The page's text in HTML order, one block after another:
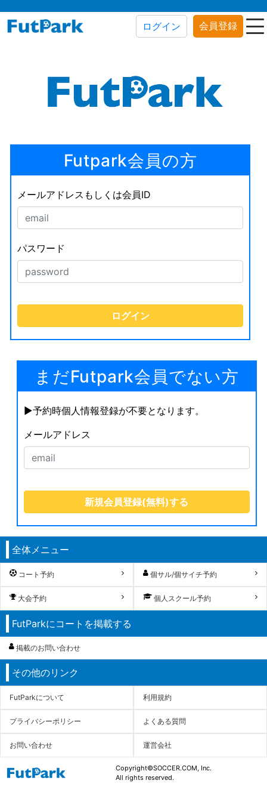
ログイン 会員登録
Futpark会員の方
メールアドレスもしくは会員ID
パスワード
まだFutpark会員でない方
▶︎予約時個人情報登録が不要となります。
メールアドレス
全体メニュー
コート予約 個サル/個サイチ予約
大会予約 個人スクール予約
FutParkにコートを掲載する
掲載のお問い合わせ
その他のリンク
FutParkについて 利用規約
プライバシーポリシー よくある質問
お問い合わせ 運営会社
Copyright©SOCCER.COM, Inc.
All rights reserved.